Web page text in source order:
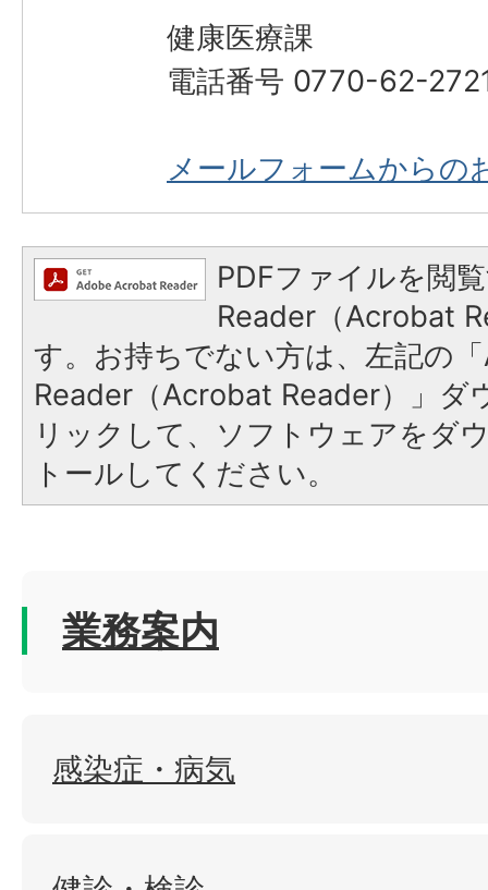
健康医療課
電話番号 0770-62-
メールフォームからの
PDFファイルを閲
Reader（Acrobat
す。お持ちでない方は、左記の
Reader（Acrobat Reader）」ダ
リックして、ソフトウェアをダ
トールしてください。
業務案内
感染症・病気